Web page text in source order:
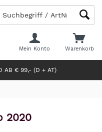
AB € 99,- (D + AT)
Warenkorb
Mein Konto
2020